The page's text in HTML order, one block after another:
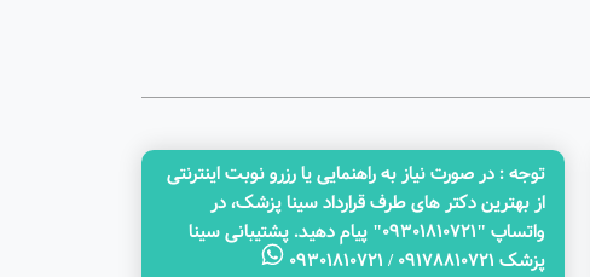
توجه‌ : در صورت نیاز به راهنمایی یا رزرو نوبت اینترنتی
از بهترین دکتر های طرف قرارداد سینا پزشک، در
واتساپ "09301810721" پیام دهید. پشتیبانی سینا
پزشک 09178810721 / 09301810721